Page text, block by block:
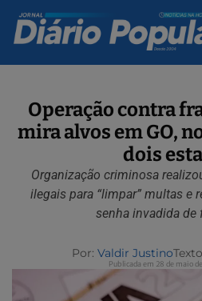
Operação contra
mira alvos em GO,
dois
Organização criminosa
ilegais para “limpar” multas e
senha invadida de
Por: Valdir Justino
Publicada em 28 de maio